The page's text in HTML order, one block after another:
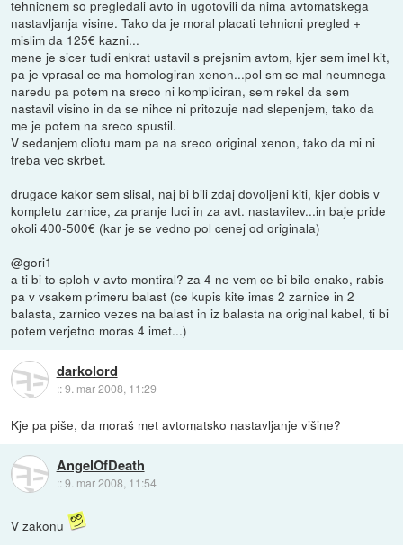
tehnicnem so pregledali avto in ugotovili da nima avtomatskega
nastavljanja visine. Tako da je moral placati tehnicni pregled +
mislim da 125€ kazni...
mene je sicer tudi enkrat ustavil s prejsnim avtom, kjer sem imel kit,
pa je vprasal ce ma homologiran xenon...pol sm se mal neumnega
naredu pa potem na sreco ni kompliciran, sem rekel da sem
nastavil visino in da se nihce ni pritozuje nad slepenjem, tako da
me je potem na sreco spustil.
V sedanjem cliotu mam pa na sreco original xenon, tako da mi ni
treba vec skrbet.
drugace kakor sem slisal, naj bi bili zdaj dovoljeni kiti, kjer dobis v
kompletu zarnice, za pranje luci in za avt. nastavitev...in baje pride
okoli 400-500€ (kar je se vedno pol cenej od originala)
@gori1
a ti bi to sploh v avto montiral? za 4 ne vem ce bi bilo enako, rabis
pa v vsakem primeru balast (ce kupis kite imas 2 zarnice in 2
balasta, zarnico vezes na balast in iz balasta na original kabel, ti bi
potem verjetno moras 4 imet...)
darkolord
::9. mar 2008, 11:29
Kje pa piše, da moraš met avtomatsko nastavljanje višine?
AngelOfDeath
::9. mar 2008, 11:54
V zakonu